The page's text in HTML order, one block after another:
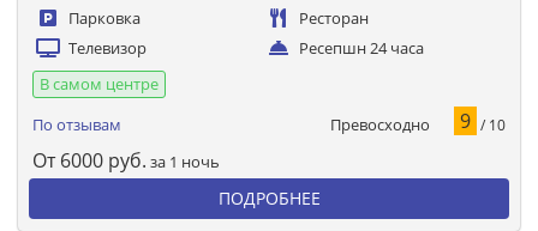
Парковка
Ресторан
Телевизор
Ресепшн 24 часа
В самом центре
По отзывам
Превосходно 9 / 10
От 6000 руб. за 1 ночь
ПОДРОБНЕЕ